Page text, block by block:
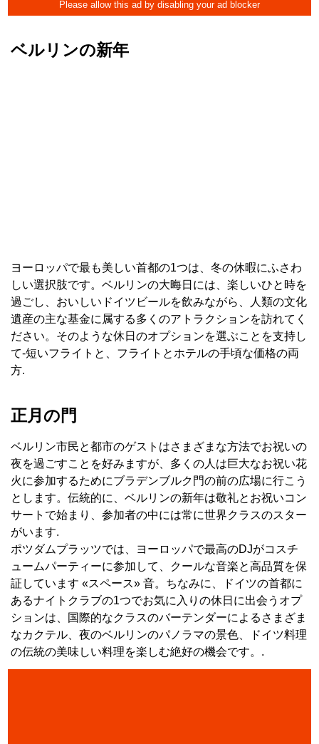
ベルリンの新年
ヨーロッパで最も美しい首都の1つは、冬の休暇にふさわ
しい選択肢です。ベルリンの大晦日には、楽しいひと時を
過ごし、おいしいドイツビールを飲みながら、人類の文化
遺産の主な基金に属する多くのアトラクションを訪れてく
ださい。そのような休日のオプションを選ぶことを支持し
て-短いフライトと、フライトとホテルの手頃な価格の両
方.
正月の門
ベルリン市民と都市のゲストはさまざまな方法でお祝いの
夜を過ごすことを好みますが、多くの人は巨大なお祝い花
火に参加するためにブラデンブルク門の前の広場に行こう
とします。伝統的に、ベルリンの新年は敬礼とお祝いコン
サートで始まり、参加者の中には常に世界クラスのスター
がいます.
ポツダムプラッツでは、ヨーロッパで最高のDJがコスチ
ュームパーティーに参加して、クールな音楽と高品質を保
証しています «スペース» 音。ちなみに、ドイツの首都に
あるナイトクラブの1つでお気に入りの休日に出会うオプ
ションは、国際的なクラスのバーテンダーによるさまざま
なカクテル、夜のベルリンのパノラマの景色、ドイツ料理
の伝統の美味しい料理を楽しむ絶好の機会です。.